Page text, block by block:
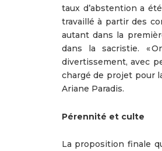
taux d’abstention a
travaillé à partir des
autant dans la
dans la sacristie. «
divertissement, avec
chargé de projet pour
Ariane Paradis.
Pérennité et culte
La proposition finale